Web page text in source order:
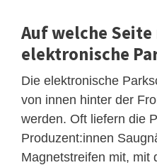
Auf welche Seite
elektronische
Die elektronische
von innen hinter der
werden. Oft liefern die
Produzent:innen
Magnetstreifen mit, mit